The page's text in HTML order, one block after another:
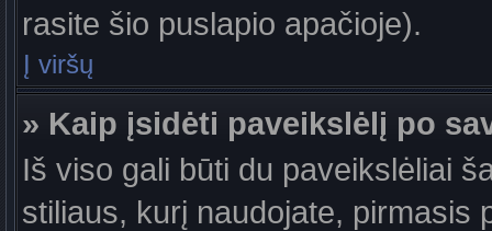
rasite šio puslapio apačioje).
Į viršų
» Kaip įsidėti paveikslėlį po
Iš viso gali būti du paveikslėliai
stiliaus, kurį naudojate, pirmasis